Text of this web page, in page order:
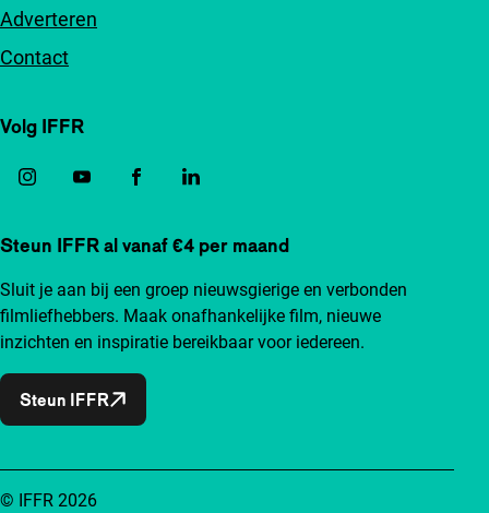
Adverteren
Contact
Volg IFFR
Steun IFFR al vanaf €4 per maand
Sluit je aan bij een groep nieuwsgierige en verbonden
filmliefhebbers. Maak onafhankelijke film, nieuwe
inzichten en inspiratie bereikbaar voor iedereen.
Steun IFFR
© IFFR 2026